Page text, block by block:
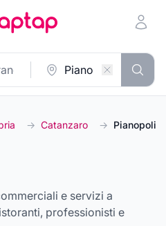
→ Catanzaro → Pianopoli
e servizi a
professionisti e